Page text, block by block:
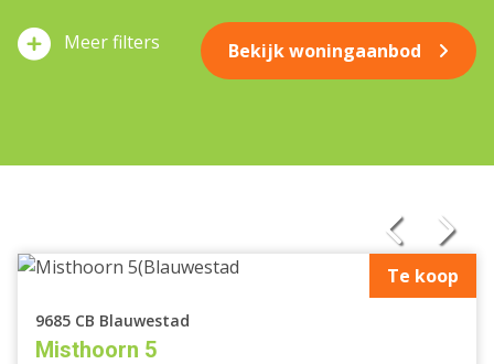
filters Bekijk woningaanbod
Te koop
9685 CB Blauwestad
Misthoorn 5